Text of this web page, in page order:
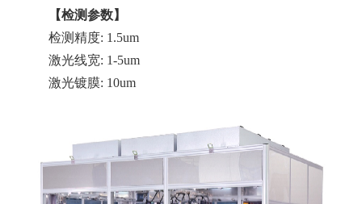
【检测参数】
检测精度: 1.5um
激光线宽: 1-5um
激光镀膜: 10um